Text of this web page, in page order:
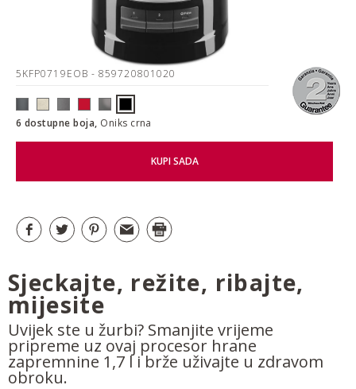
5KFP0719EOB - 859720801020
6 dostupne boja, Oniks crna
KUPI SADA
Sjeckajte, režite, ribajte,
mijesite
Uvijek ste u žurbi? Smanjite vrijeme
pripreme uz ovaj procesor hrane
zapremnine 1,7 l i brže uživajte u zdravom
obroku.